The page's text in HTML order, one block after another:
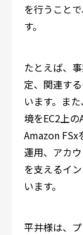
を行うこと
す。
たとえば、
定、関連す
います。ま
境をEC2上の
Amazon FSx
運用、アカ
を支えるイ
います。
平井様は、